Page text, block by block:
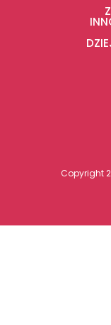
Copyright